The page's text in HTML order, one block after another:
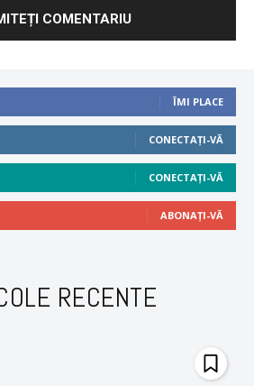
ÎMI PLACE
CONECTAȚI-VĂ
CONECTAȚI-VĂ
ABONAȚI-VĂ
RECENTE